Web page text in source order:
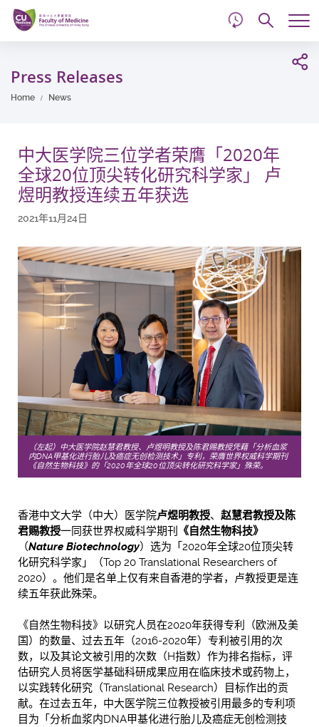
Skip
main
content
Press Releases
Home News
中大医学院三位学者荣膺「2020年
全球20位顶尖转化研究科学家」 卢
煜明教授连续五年获选
2021年11月24日
（左起）中大医学院赵慧君教授、卢煜明教授及陈君赐教授凭藉「分析血浆
内DNA甲基化进行胎儿及癌症无创检测技术」专利，荣膺世界权威科学期刊
《自然生物科技》的「2020年全球20位顶尖转化研究科学家」殊荣。
香港中文大学（中大）医学院卢煜明教授、 赵慧君教授及陈
君赐教授一同获世界权威科学期刊
《自然生物科技》
（Nature Biotechnology）选为「2020年全球20位顶尖转
化研究科学家」（Top 20 Translational Researchers of
2020）。他们是名单上仅有来自香港的学者，卢教授更是连
续五年获此殊荣。
《自然生物科技》以研究人员在2020年获得专利（欧洲及美
国）的数量、过去五年（2016-2020年）专利被引用的次
数，以及其论文被引用的次数（H指数）作为排名指标，评
估研究人员将医学基础科研成果应用在临床技术或药物上，
以实践转化研究（Translational Research）目标作出的贡
献。在过去五年，中大医学院三位教授被引用最多的专利项
目为「分析血浆内DNA甲基化进行胎儿及癌症无创检测技